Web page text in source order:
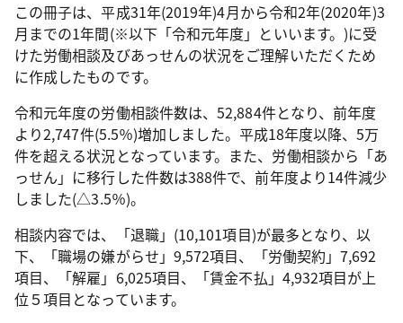
この冊子は、平成31年(2019年)4月から令和2年(2020年)3
月までの1年間(※以下「令和元年度」といいます。)に受
けた労働相談及びあっせんの状況をご理解いただくため
に作成したものです。
令和元年度の労働相談件数は、52,884件となり、前年度
より2,747件(5.5％)増加しました。平成18年度以降、5万
件を超える状況となっています。また、労働相談から「あ
っせん」に移行した件数は388件で、前年度より14件減少
しました(△3.5％)。
相談内容では、「退職」(10,101項目)が最多となり、以
下、「職場の嫌がらせ」9,572項目、「労働契約」7,692
項目、「解雇」6,025項目、「賃金不払」4,932項目が上
位５項目となっています。